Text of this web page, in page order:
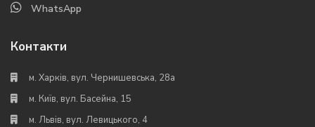
WhatsApp
Контакти
м. Харків, вул. Чернишевська, 28а
м. Київ, вул. Басейна, 15
м. Львів, вул. Левицького, 4